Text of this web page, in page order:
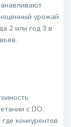
урожай
2 или год 3 в
с DO
конкурентов